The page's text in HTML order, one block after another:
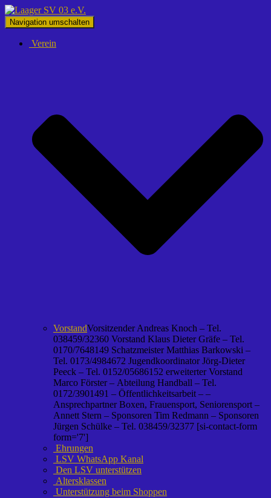
Navigation umschalten
Verein
VorstandVorsitzender Andreas Knoch – Tel.
038459/32360 Vorstand Klaus Dieter Gräfe – Tel.
0170/7648149 Schatzmeister Matthias Barkowski –
Tel. 0173/4984672 Jugendkoordinator Jörg-Dieter
Peeck – Tel. 0152/05686152 erweiterter Vorstand
Marco Förster – Abteilung Handball – Tel.
0172/3901491 – Öffentlichkeitsarbeit – –
Ansprechpartner Boxen, Frauensport, Seniorensport –
Annett Stern – Sponsoren Tim Redmann – Sponsoren
Jürgen Schülke – Tel. 038459/32377 [si-contact-form
form='7']
Ehrungen
LSV WhatsApp Kanal
Den LSV unterstützen
Altersklassen
Unterstützung beim Shoppen